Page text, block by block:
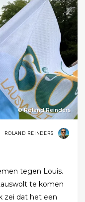
© Roland Reinders
ROLAND REINDERS
tegen Louis.
te komen
zei dat het een